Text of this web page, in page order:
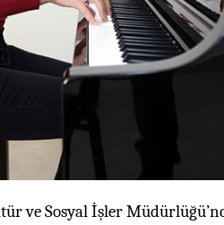
ve Sosyal İşler